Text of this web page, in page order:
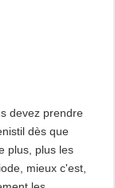
devez prendre
dès que
plus, plus les
mieux c'est,